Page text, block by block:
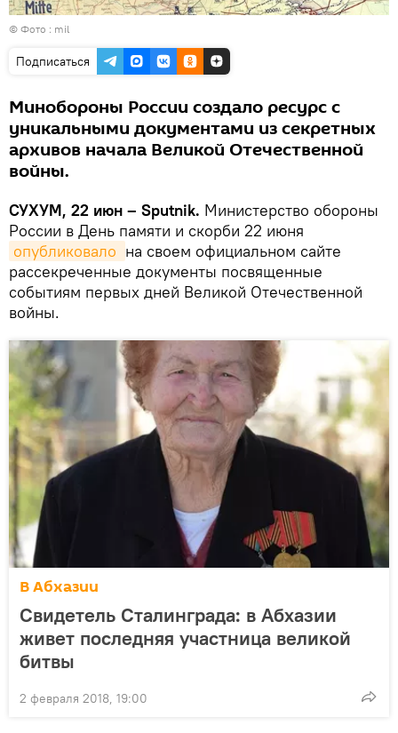
© Фото : mil
Подписаться
Минобороны России создало ресурс с
уникальными документами из секретных
архивов начала Великой Отечественной
войны.
СУХУМ, 22 июн – Sputnik. Министерство обороны
России в День памяти и скорби 22 июня
опубликовало на своем официальном сайте
рассекреченные документы посвященные
событиям первых дней Великой Отечественной
войны.
В Абхазии
Свидетель Сталинграда: в Абхазии
живет последняя участница великой
битвы
2 февраля 2018, 19:00